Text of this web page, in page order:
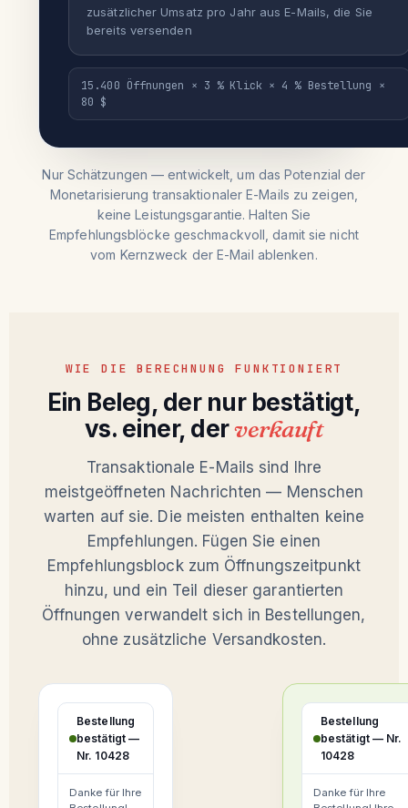
zusätzlicher Umsatz pro Jahr aus E-Mails, die Sie
bereits versenden
15.400 Öffnungen × 3 % Klick × 4 % Bestellung ×
80 $
Nur Schätzungen — entwickelt, um das Potenzial der
Monetarisierung transaktionaler E-Mails zu zeigen,
keine Leistungsgarantie. Halten Sie
Empfehlungsblöcke geschmackvoll, damit sie nicht
vom Kernzweck der E-Mail ablenken.
WIE DIE BERECHNUNG FUNKTIONIERT
Ein Beleg, der nur bestätigt,
vs. einer, derverkauft
Transaktionale E-Mails sind Ihre
meistgeöffneten Nachrichten — Menschen
warten auf sie. Die meisten enthalten keine
Empfehlungen. Fügen Sie einen
Empfehlungsblock zum Öffnungszeitpunkt
hinzu, und ein Teil dieser garantierten
Öffnungen verwandelt sich in Bestellungen,
ohne zusätzliche Versandkosten.
Bestellung
bestätigt —
Nr. 10428
Danke für Ihre
Bestellung
bestätigt — Nr.
10428
Danke für Ihre